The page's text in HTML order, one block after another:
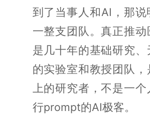
到了当事人和AI，那说
一整支团队。真正推动
是几十年的基础研究、
的实验室和教授团队，
上的研究者，不是一
行prompt的AI极客。